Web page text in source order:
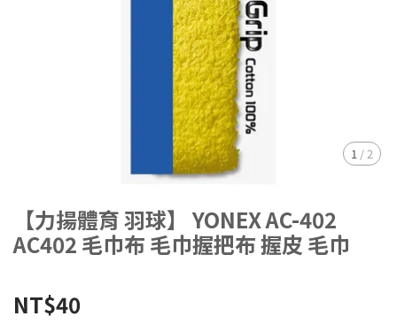
1 / 2
【力揚體育 羽球】 YONEX AC-402
AC402 毛巾布 毛巾握把布 握皮 毛巾
NT$40